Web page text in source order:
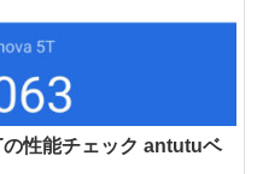
性能チェック antutuベ